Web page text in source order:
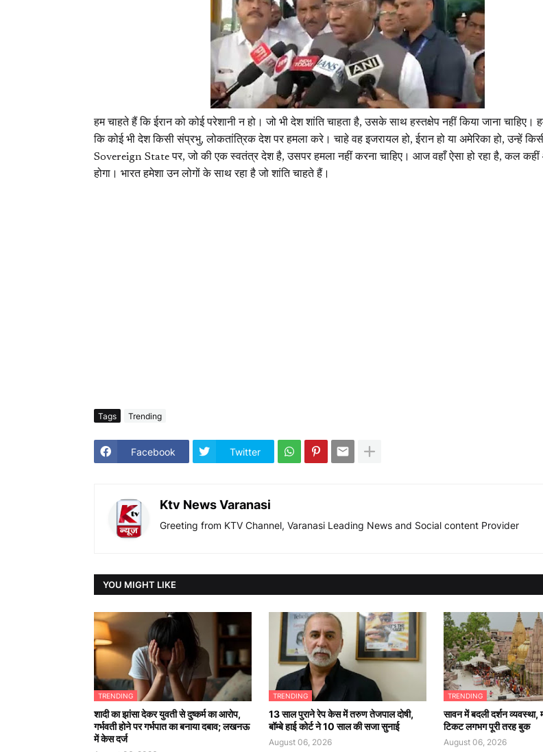
हम चाहते हैं कि ईरान को कोई परेशानी न हो। जो भी देश शांति चाहता है, उसके साथ हस्तक्षेप नहीं किया जाना चाहिए।
कि कोई भी देश किसी संप्रभु, लोकतांत्रिक देश पर हमला करे। चाहे वह इजरायल हो, ईरान हो या अमेरिका हो, उन्हें
Sovereign State पर, जो की एक स्वतंत्र देश है, उसपर हमला नहीं करना चाहिए। आज वहाँ ऐसा हो रहा है, कल कहीं
होगा। भारत हमेशा उन लोगों के साथ रहा है जो शांति चाहते हैं।
Tags Trending
Facebook Twitter
Ktv News Varanasi
Greeting from KTV Channel, Varanasi Leading News and Social content Provider
YOU MIGHT LIKE
TRENDING
शादी का झांसा देकर युवती से दुष्कर्म का आरोप,
गर्भवती होने पर गर्भपात का बनाया दबाव; लखनऊ
में केस दर्ज
TRENDING
13 साल पुराने रेप केस में तरुण तेजपाल दोषी,
बॉम्बे हाई कोर्ट ने 10 साल की सजा सुनाई
August 06, 2026
TRENDING
सावन में बदली दर्शन
टिकट लगभग पूरी तरह बुक
August 06, 2026